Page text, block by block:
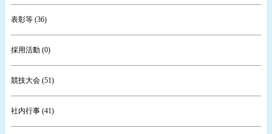
表彰等 (36)
採用活動 (0)
競技大会 (51)
社内行事 (41)